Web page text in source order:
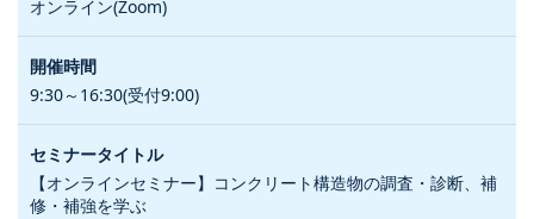
オンライン(Zoom)
9:30～16:30(受付9:00)
【オンラインセミナー】コンクリート構造物の調査・診断、補
修・補強を学ぶ